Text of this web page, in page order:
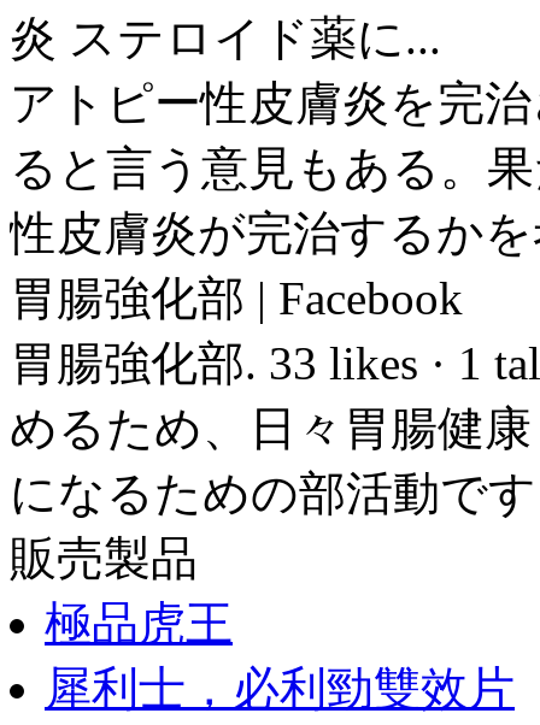
炎 ステロイド薬に...
アトピー性皮膚炎を完
ると言う意見もある。
性皮膚炎が完治するか
胃腸強化部 | Facebook
胃腸強化部. 33 likes · 1
めるため、日々胃腸健
になるための部活動で
販売製品
極品虎王
犀利士，必利勁雙效片